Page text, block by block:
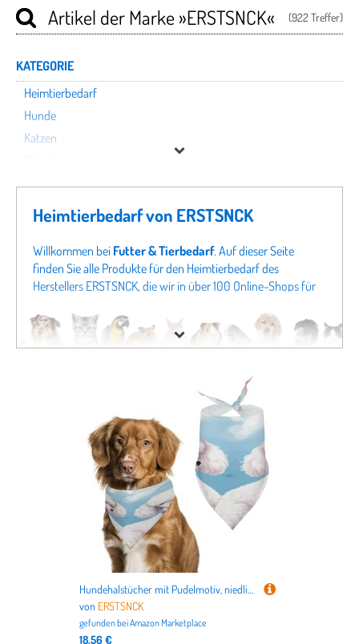
(922 Treffer)
Artikel der Marke»ERSTSNCK«
KATEGORIE
Heimtierbedarf
Hunde
Katzen
Vögel
Preis
Heimtierbedarf von ERSTSNCK
Willkommen bei Futter & Tierbedarf. Auf dieser Seite
finden Sie alle Produkte für den Heimtierbedarf des
Herstellers ERSTSNCK, die wir in über 100 Online-Shops für
Sie auch direkt in unseren Fachabteilungen
Hunde von
ERSTSNCK
oder Angeboten für Katzen von ERSTSNCK
sich doch in unseren gesamten Fachabteilungen um - von
Katzenspielzeug
finden Sie bei uns
nicht nur alles für Deutschlands beliebteste Haustiere
, sondern auch für Vögel Kleintiere,
bis hin zu demTierbedarf für Pferde
Hundehalstücher mit Pudelmotiv, niedlich, weiche Baumwolle, waschbar, für den täglichen Sommer, langlebig, dreieckig, wendbar, geeignet für kleine, mittelgroße und große Hunde und Katzen
von ERSTSNCK
gefunden beiAmazon Marketplace
18,56 €